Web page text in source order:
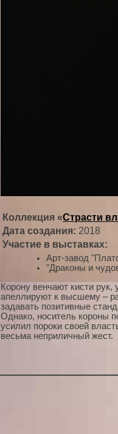
Коллекция «Страсти
Дата создания: 2018
Участие в выставках:
Арт-завод
"Драконы и
Корону венчают кисти
апеллируют к высшему –
задавать позитивные
Однако, носитель короны
усилил пороки своей
весьма неприличный жест.